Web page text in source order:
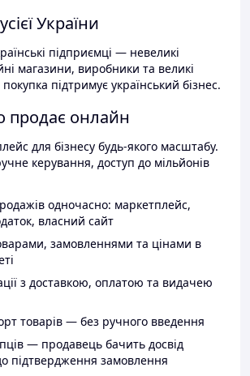
України
підприємці — невеликі
магазини, виробники та великі
підтримує український бізнес.
продає онлайн
для бізнесу будь-якого масштабу.
керування, доступ до мільйонів
одночасно: маркетплейс,
власний сайт
замовленнями та цінами в
з доставкою, оплатою та видачею
товарів — без ручного введення
— продавець бачить досвід
підтвердження замовлення